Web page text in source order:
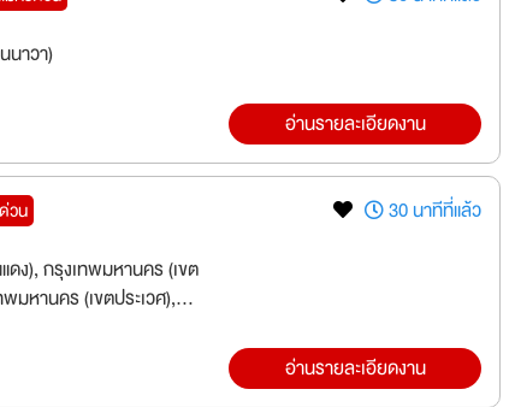
นาวา)
อ่านรายละเอียดงาน
วน
ง), กรุงเทพมหานคร (เขต
มหานคร (เขตประเวศ),
30 นาทีที่แล้ว
อ่านรายละเอียดงาน